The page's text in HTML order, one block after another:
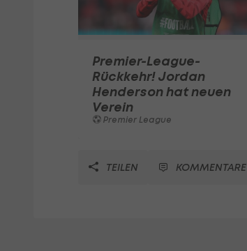
Premier-League-
Rückkehr! Jordan
Henderson hat neuen
Verein
Premier League
TEILEN KOMMENTARE